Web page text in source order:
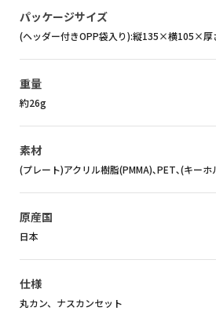
パッケージサイズ
(ヘッダー付きOPP袋入り):縦135×横105×厚
重量
約26g
素材
(プレート)アクリル樹脂(PMMA)､PET､(キーホ
原産国
日本
仕様
丸カン、ナスカンセット